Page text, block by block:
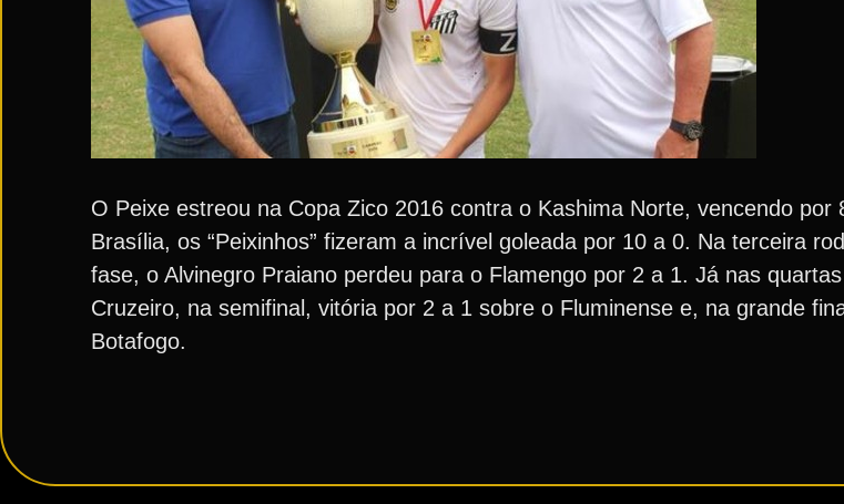
O Peixe estreou na Copa Zico 2016 contra o Kashima Norte, vencendo
Brasília, os “Peixinhos” fizeram a incrível goleada por 10 a 0. Na terceira
fase, o Alvinegro Praiano perdeu para o Flamengo por 2 a 1. Já nas
Cruzeiro, na semifinal, vitória por 2 a 1 sobre o Fluminense e, na grande
Botafogo.